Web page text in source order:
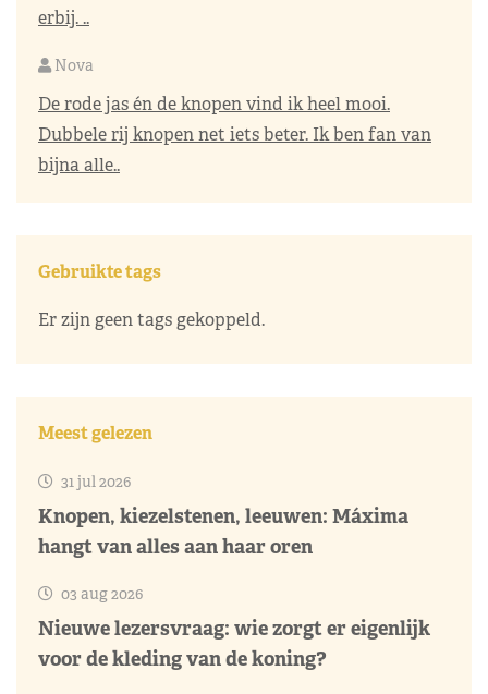
erbij. ..
Nova
De rode jas én de knopen vind ik heel mooi.
Dubbele rij knopen net iets beter. Ik ben fan van
bijna alle..
Gebruikte tags
Er zijn geen tags gekoppeld.
Meest gelezen
31 jul 2026
Knopen, kiezelstenen, leeuwen: Máxima
hangt van alles aan haar oren
03 aug 2026
Nieuwe lezersvraag: wie zorgt er eigenlijk
voor de kleding van de koning?